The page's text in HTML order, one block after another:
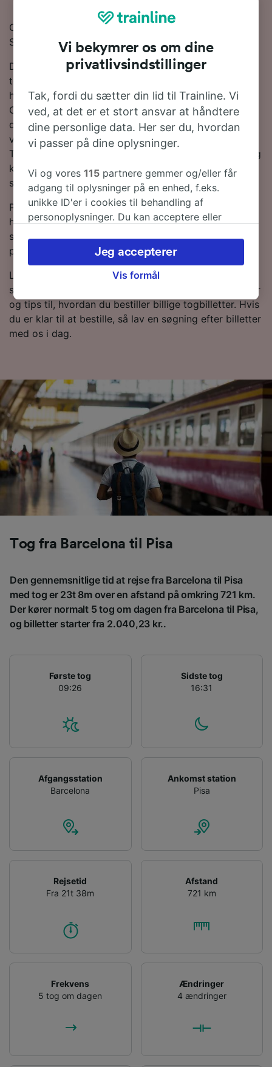
Overvejer du at rejse med toget fra Barcelona til Pisa?
Så er du kommet til det rette sted!
Den gennemsnitlige rejsetid fra Barcelona til Pisa med
toget er på 23 timer 8 minutter, selv om det med de
hurtigste tjenester kun tager 21 timer 38 minutter.
Omkring 5 tog om dagen kører de 721 km mellem
disse to destinationer. Du skal foretage 4 skift på
vejen. Tog på denne rute betjenes som regel af enten
Trenitalia eller SNCF. Om bord vil du finde moderne og
komfortable pladser og rigeligt med plads til bagage
som standard.
Planlæg din rejse og bestil dine togbilletter i forvejen,
hvis du vil have fat i de billigste billetter. Bare lav en
søgning i vores Rejseplanlægger for at se de seneste
priser for tog fra Barcelona til Pisa.
Læs mere om togrejsen til Pisa samt de ofte stillede
spørgsmål, togplaner med de første og sidste togtider
og tips til, hvordan du bestiller billige togbilletter. Hvis
du er klar til at bestille, så lav en søgning efter billetter
med os i dag.
Tog fra Barcelona til Pisa
Den gennemsnitlige tid at rejse fra Barcelona til Pisa
med tog er 23t 8m over en afstand på omkring 721 km.
Der kører normalt 5 tog om dagen fra Barcelona til Pisa,
og billetter starter fra 2.040,23 kr..
Første tog
09:26
Sidste tog
16:31
Afgangsstation
Barcelona
Ankomst station
Pisa
Rejsetid
Fra 21t 38m
Afstand
721 km
Frekvens
5 tog om dagen
Ændringer
4 ændringer
Vi bekymrer os om dine
privatlivsindstillinger
Tak, fordi du sætter din lid til Trainline. Vi
ved, at det er et stort ansvar at håndtere
dine personlige data. Her ser du, hvordan
vi passer på dine oplysninger.
Vi og vores115 partnere gemmer og/eller får
adgang til oplysninger på en enhed, f.eks.
unikke ID'er i cookies til behandling af
personoplysninger. Du kan acceptere eller
herunder din ret til at gøre indsigelse, hvor
legitim interesse bruges, eller når som helst på
siden om privatlivspolitik. Disse valg
browsingdata. Dine data vil ikke blive brugt til
sporingsformål, hvis du har bedt os om ikke at
spore dig.
Bruge præcise geografiske
placeringsoplysninger. Aktivt scanne
enhedskarakteristika til identifikation.
Opbevare og/eller tilgå oplysninger på en
enhed. Tilpasset annoncering og indhold,
annoncerings- og indholdsmåling,
målgruppeundersøgelser og udvikling af
tjenester.
Liste over partnere (leverandører)
Vis formål
Jeg accepterer